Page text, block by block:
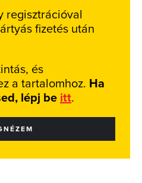
regisztrációval
fizetés után
és
a tartalomhoz. Ha
lépj be itt.